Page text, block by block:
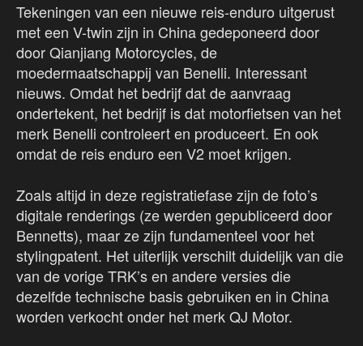
Tekeningen van een nieuwe reis-enduro uitgerust
met een V-twin zijn in China gedeponeerd door
door Qianjiang Motorcycles, de
moedermaatschappij van Benelli. Interessant
nieuws. Omdat het bedrijf dat de aanvraag
ondertekent, het bedrijf is dat motorfietsen van het
merk Benelli controleert en produceert. En ook
omdat de reis enduro een V2 moet krijgen.
Zoals altijd in deze registratiefase zijn de foto’s
digitale renderings (ze werden gepubliceerd door
Bennetts), maar ze zijn fundamenteel voor het
stylingpatent. Het uiterlijk verschilt duidelijk van die
van de vorige TRK’s en andere versies die
dezelfde technische basis gebruiken en in China
worden verkocht onder het merk QJ Motor.